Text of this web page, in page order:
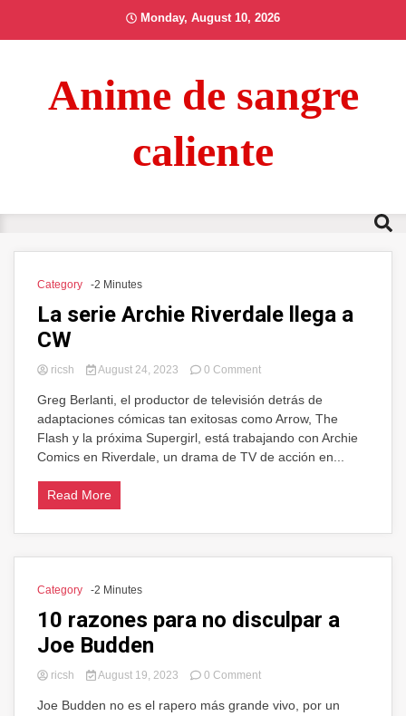
Monday, August 10, 2026
Anime de sangre
caliente
Category -2 Minutes
La serie Archie Riverdale llega a
CW
ricsh August 24, 2023 0 Commenton
serie
Archie
Riverdale
llega
Greg Berlanti, el productor de televisión detrás de
adaptaciones cómicas tan exitosas como Arrow, The
Flash y la próxima Supergirl, está trabajando con Archie
Comics en Riverdale, un drama de TV de acción en...
Read More
Category -2 Minutes
10 razones para no disculpar a
Joe Budden
ricsh August 19, 2023 0 Commenton
razones
Joe Budden no es el rapero más grande vivo, por un